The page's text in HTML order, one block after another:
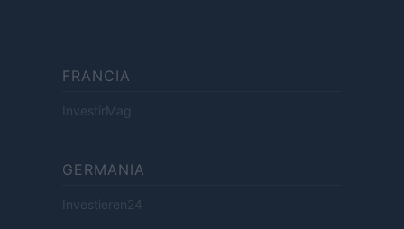
FRANCIA
InvestirMag
GERMANIA
Investieren24